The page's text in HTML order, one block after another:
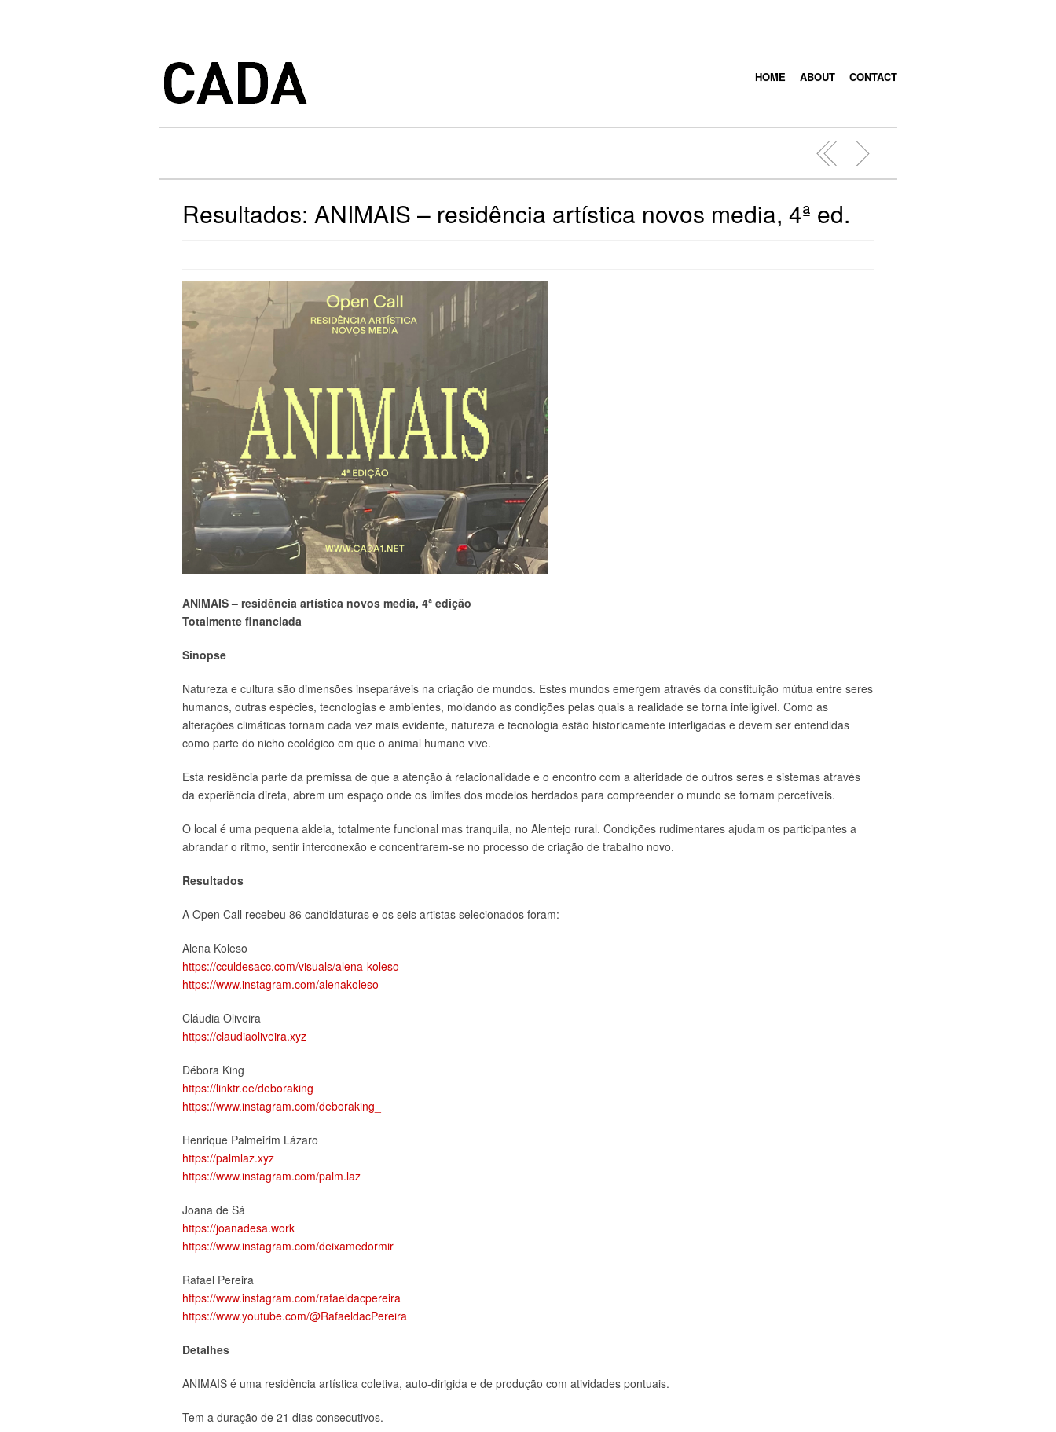
HOME ABOUT CONTACT
Resultados: ANIMAIS – residência artística novos media, 4ª ed.
ANIMAIS – residência artística novos media, 4ª edição
Totalmente financiada
Sinopse
Natureza e cultura são dimensões inseparáveis na criação de mundos. Estes mundos emergem através da constituição mútua entre seres
humanos, outras espécies, tecnologias e ambientes, moldando as condições pelas quais a realidade se torna inteligível. Como as
alterações climáticas tornam cada vez mais evidente, natureza e tecnologia estão historicamente interligadas e devem ser entendidas
como parte do nicho ecológico em que o animal humano vive.
Esta residência parte da premissa de que a atenção à relacionalidade e o encontro com a alteridade de outros seres e sistemas através
da experiência direta, abrem um espaço onde os limites dos modelos herdados para compreender o mundo se tornam percetíveis.
O local é uma pequena aldeia, totalmente funcional mas tranquila, no Alentejo rural. Condições rudimentares ajudam os participantes a
abrandar o ritmo, sentir interconexão e concentrarem-se no processo de criação de trabalho novo.
Resultados
A Open Call recebeu 86 candidaturas e os seis artistas selecionados foram:
Alena Koleso
https://cculdesacc.com/visuals/alena-koleso
https://www.instagram.com/alenakoleso
Cláudia Oliveira
https://claudiaoliveira.xyz
Débora King
https://linktr.ee/deboraking
https://www.instagram.com/deboraking_
Henrique Palmeirim Lázaro
https://palmlaz.xyz
https://www.instagram.com/palm.laz
Joana de Sá
https://joanadesa.work
https://www.instagram.com/deixamedormir
Rafael Pereira
https://www.instagram.com/rafaeldacpereira
https://www.youtube.com/@RafaeldacPereira
Detalhes
ANIMAIS é uma residência artística coletiva, auto-dirigida e de produção com atividades pontuais.
Tem a duração de 21 dias consecutivos.